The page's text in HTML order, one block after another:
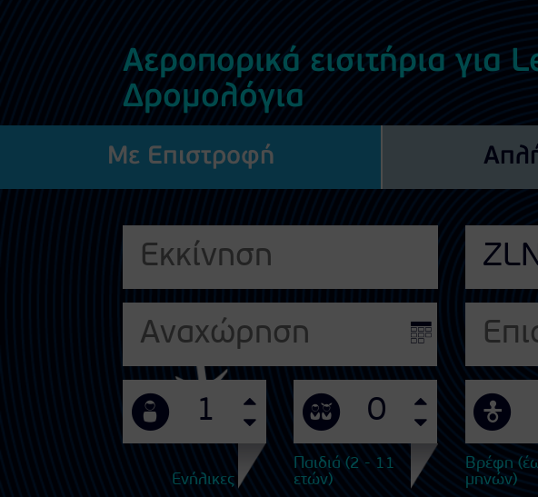
Αεροπορικά εισιτήρια για
Δρομολόγια
Με Επιστροφή
Ενήλικες
Παιδιά (2 - 11
ετών)
Βρέφη
μηνών)